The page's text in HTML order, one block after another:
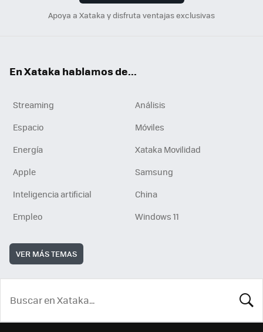
Apoya a Xataka y disfruta ventajas exclusivas
En Xataka hablamos de...
Streaming
Análisis
Espacio
Móviles
Energía
Xataka Movilidad
Apple
Samsung
Inteligencia artificial
China
Empleo
Windows 11
VER MÁS TEMAS